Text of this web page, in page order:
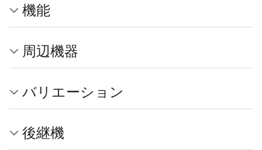
機能
周辺機器
バリエーション
後継機